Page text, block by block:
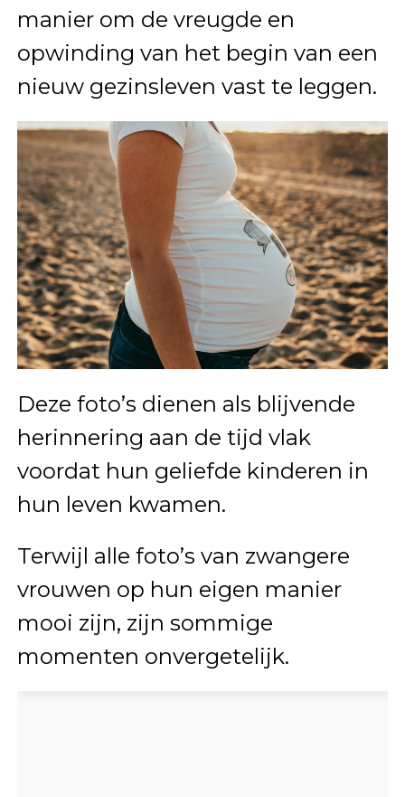
manier om de vreugde en
opwinding van het begin van een
nieuw gezinsleven vast te leggen.
Deze foto’s dienen als blijvende
herinnering aan de tijd vlak
voordat hun geliefde kinderen in
hun leven kwamen.
Terwijl alle foto’s van zwangere
vrouwen op hun eigen manier
mooi zijn, zijn sommige
momenten onvergetelijk.